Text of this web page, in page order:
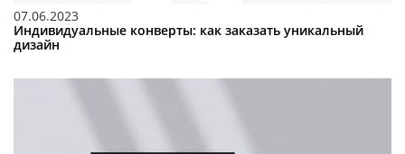
07.06.2023
Индивидуальные конверты: как заказать уникальный
дизайн